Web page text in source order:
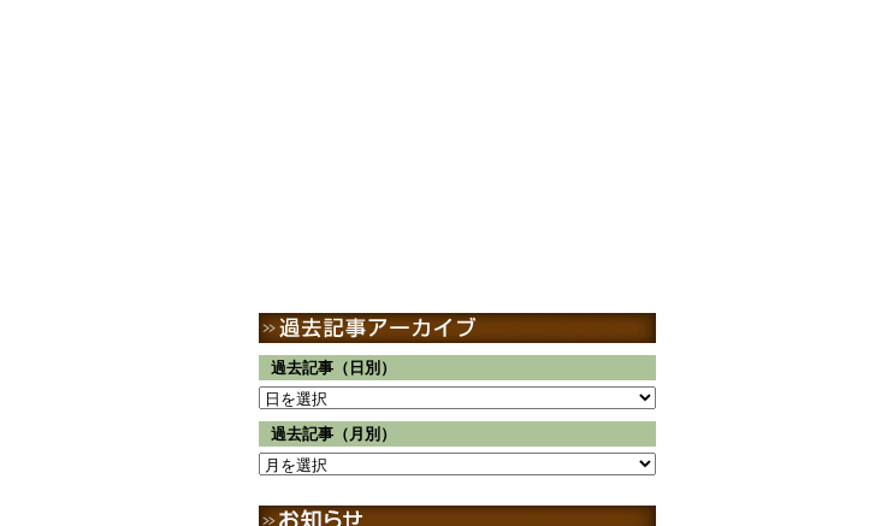
過去記事（日別）
過去記事（月別）